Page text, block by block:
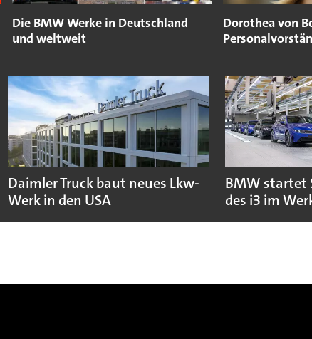
Die BMW Werke in Deutschland
und weltweit
Dorothea von
Daimler Truck baut neues Lkw-
Werk in den USA
BMW startet
des i3 im